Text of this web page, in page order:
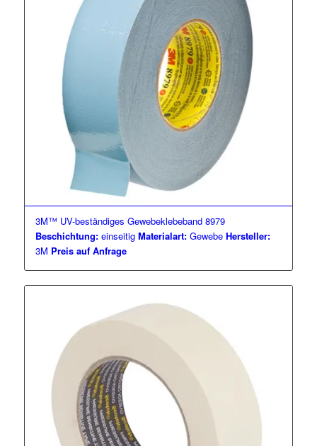
3M™ UV-beständiges Gewebeklebeband 8979
Beschichtung:einseitig Materialart:Gewebe Hersteller:
3M Preis auf Anfrage